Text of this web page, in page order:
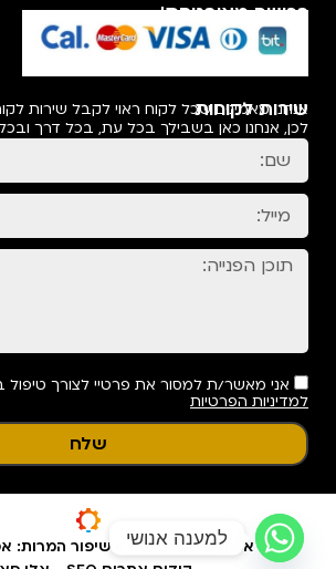
רכישה מאובטחת!
שירות לקוחות
אנחנו מאמינים שכל לקוח ראוי לקבל שירות
לכן, אנחנו כאן בשבילך בכל עת, בכל דרך
אני מאשר/ת למסור את פרטיי לצורך טיפול
למדיניות הפרטיות
שלח
אפיון עיצוב ופיתוח & שיפור המרות:
למענה אנושי